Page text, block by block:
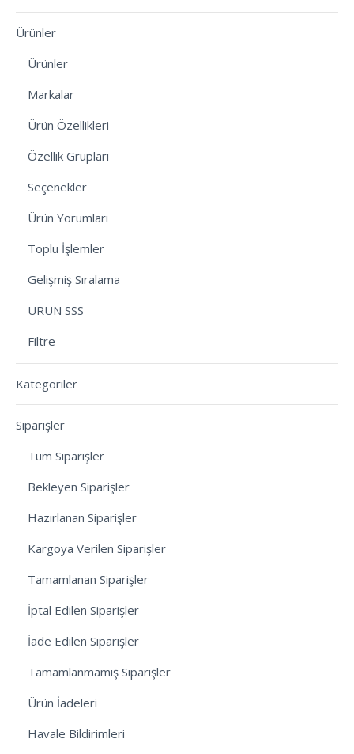
Ürünler
Ürünler
Markalar
Ürün Özellikleri
Özellik Grupları
Seçenekler
Ürün Yorumları
Toplu İşlemler
Gelişmiş Sıralama
ÜRÜN SSS
Filtre
Kategoriler
Siparişler
Tüm Siparişler
Bekleyen Siparişler
Hazırlanan Siparişler
Kargoya Verilen Siparişler
Tamamlanan Siparişler
İptal Edilen Siparişler
İade Edilen Siparişler
Tamamlanmamış Siparişler
Ürün İadeleri
Havale Bildirimleri